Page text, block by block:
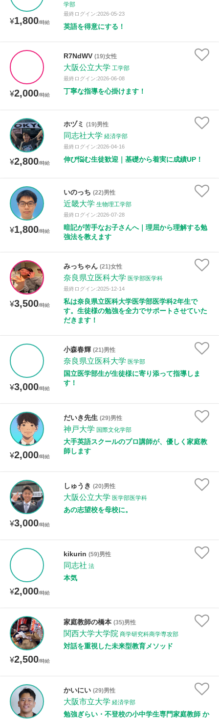
¥1,800/時給
学部
最終ログイン:2026-05-23
英語を得意にする！
¥2,000/時給
R7NdWV (19)女性
大阪公立大学 工学部
最終ログイン:2026-06-08
丁寧な指導を心掛けます！
¥2,800/時給
ホヅミ (19)男性
同志社大学 経済学部
最終ログイン:2026-04-16
伸び悩む生徒歓迎｜基礎から着実に成績UP！
¥1,800/時給
いのっち (22)男性
近畿大学 生物理工学部
最終ログイン:2026-07-28
暗記が苦手なお子さんへ｜理屈から理解する勉
強法を教えます
¥3,500/時給
みっちゃん (21)女性
奈良県立医科大学 医学部医学科
最終ログイン:2025-12-14
私は奈良県立医科大学医学部医学科2年生で
す。生徒様の勉強を全力でサポートさせていた
だきます！
¥3,000/時給
小森春輝 (21)男性
奈良県立医科大学 医学部
国立医学部生が生徒様に寄り添って指導しま
す！
¥2,000/時給
だいき先生 (29)男性
神戸大学 国際文化学部
大手英語スクールのプロ講師が、優しく家庭教
師します
¥3,000/時給
しゅうき (20)男性
大阪公立大学 医学部医学科
あの志望校を母校に。
¥2,000/時給
kikurin (59)男性
同志社 法
本気
¥2,500/時給
家庭教師の橋本 (35)男性
関西大学大学院 商学研究科商学専攻部
対話を重視した未来型教育メソッド
かいにい (29)男性
大阪市立大学 経済学部
勉強ぎらい・不登校の小中学生専門家庭教師 か
所属大学
距離：15km以内
性別